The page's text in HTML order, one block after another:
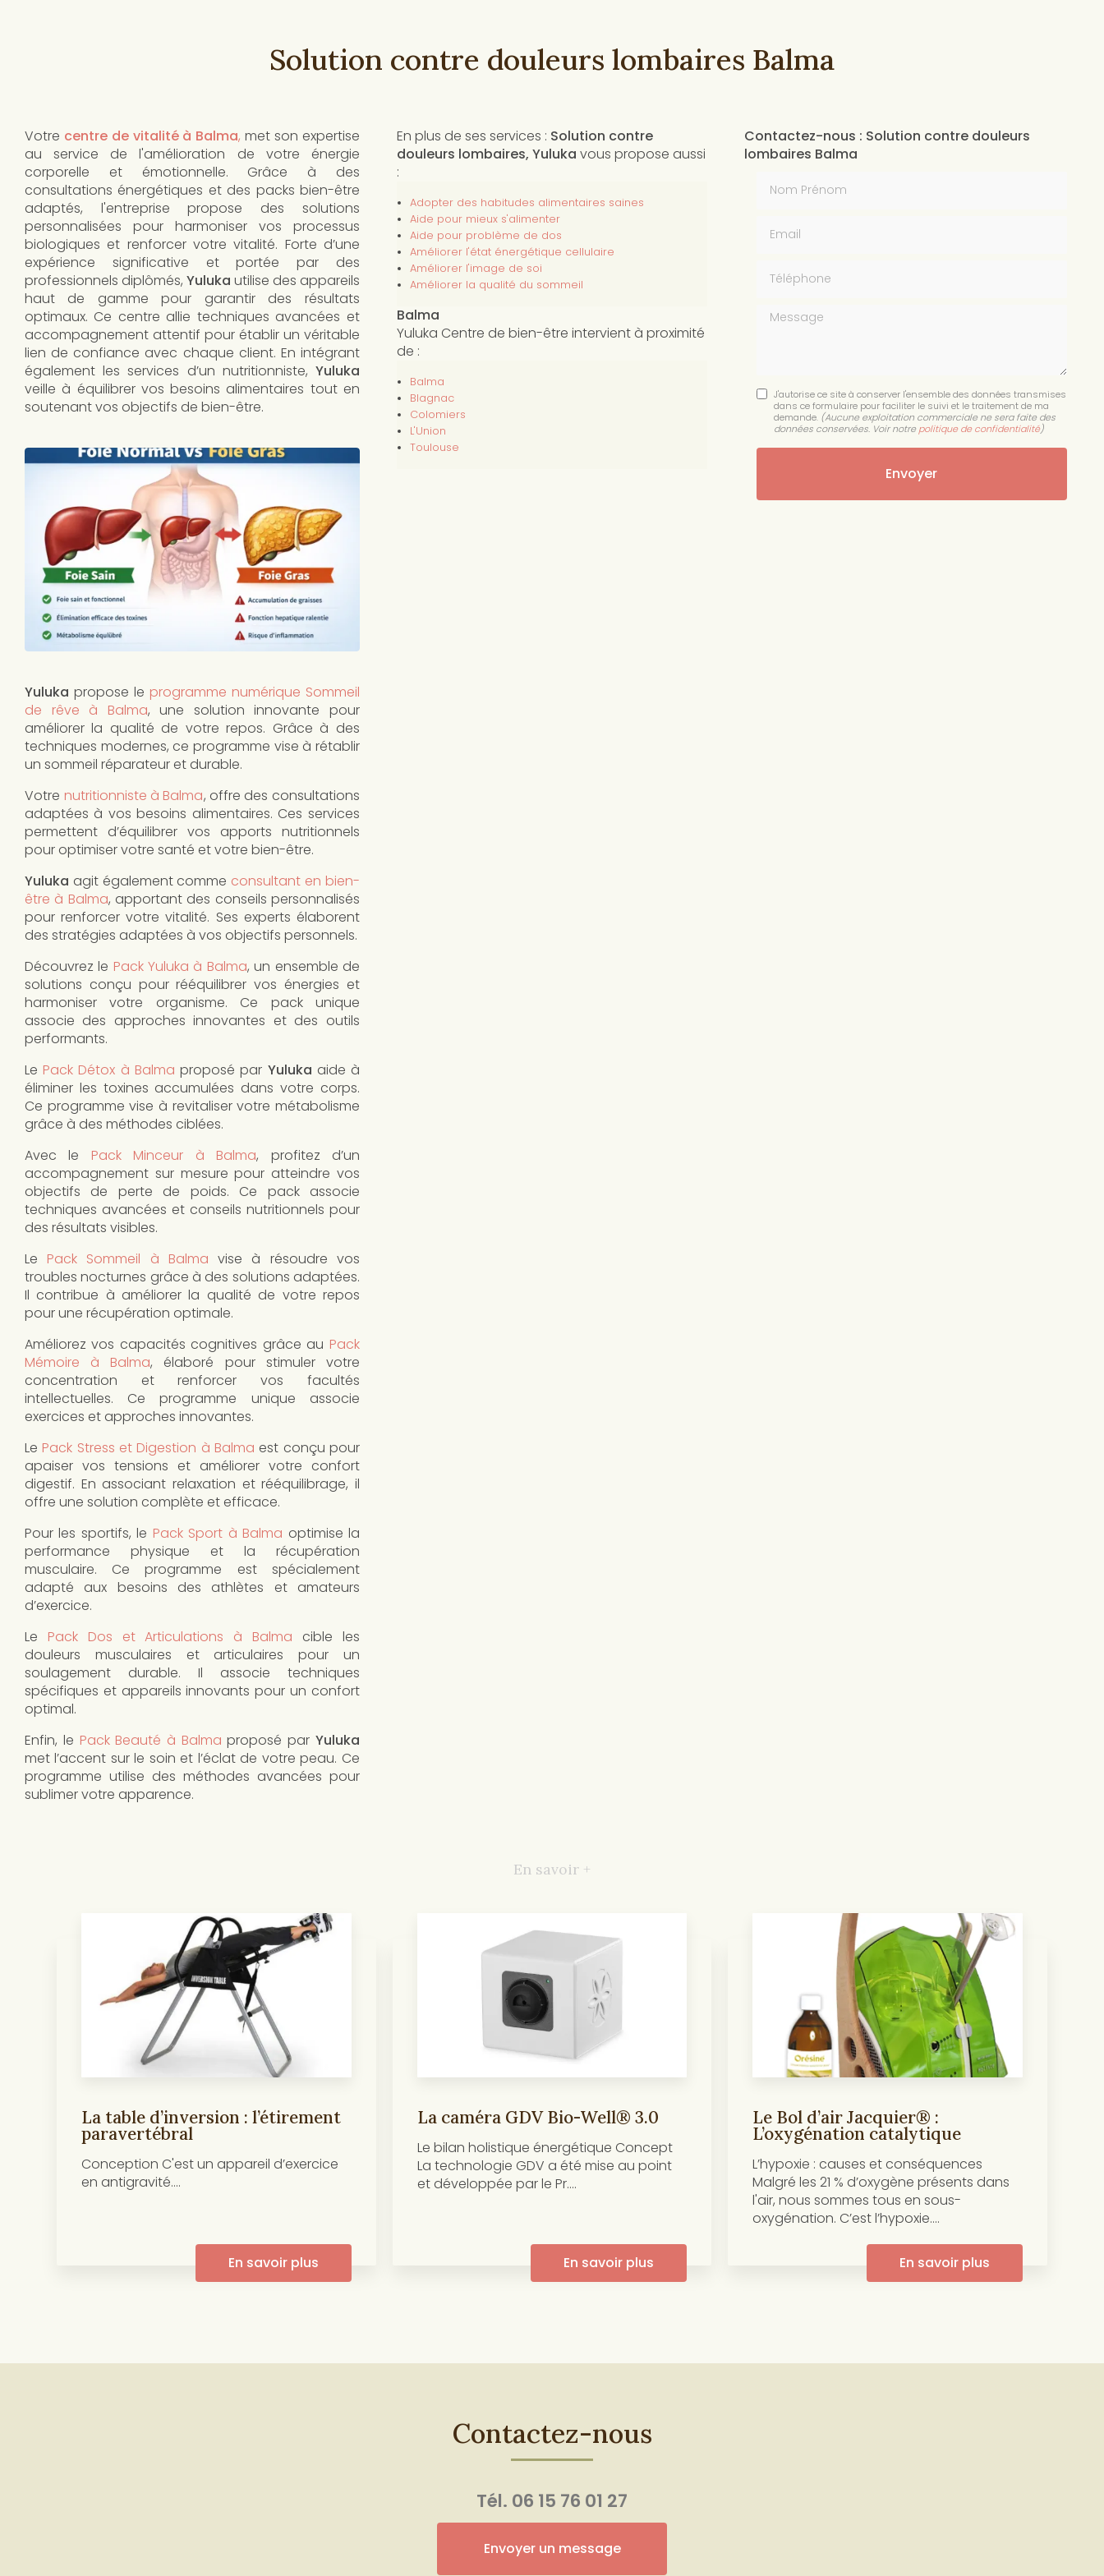
Solution contre douleurs lombaires Balma
Votre centre de vitalité à Balma,met son expertise
au service de l'amélioration de votre énergie
corporelle et émotionnelle. Grâce à des
consultations énergétiques et des packs bien-être
adaptés, l'entreprise propose des solutions
personnalisées pour harmoniser vos processus
biologiques et renforcer votre vitalité. Forte d’une
expérience significative et portée par des
professionnels diplômés, Yuluka utilise des appareils
haut de gamme pour garantir des résultats
optimaux. Ce centre allie techniques avancées et
accompagnement attentif pour établir un véritable
lien de confiance avec chaque client. En intégrant
également les services d’un nutritionniste, Yuluka
veille à équilibrer vos besoins alimentaires tout en
soutenant vos objectifs de bien-être.
Yuluka propose le programme numérique Sommeil
de rêve à Balma, une solution innovante pour
améliorer la qualité de votre repos. Grâce à des
techniques modernes, ce programme vise à rétablir
un sommeil réparateur et durable.
Votre nutritionniste à Balma, offre des consultations
adaptées à vos besoins alimentaires. Ces services
permettent d’équilibrer vos apports nutritionnels
pour optimiser votre santé et votre bien-être.
Yuluka agit également comme consultant en bien-
être à Balma, apportant des conseils personnalisés
pour renforcer votre vitalité. Ses experts élaborent
des stratégies adaptées à vos objectifs personnels.
Découvrez le Pack Yuluka à Balma, un ensemble de
solutions conçu pour rééquilibrer vos énergies et
harmoniser votre organisme. Ce pack unique
associe des approches innovantes et des outils
performants.
Le Pack Détox à Balma proposé par Yuluka aide à
éliminer les toxines accumulées dans votre corps.
Ce programme vise à revitaliser votre métabolisme
grâce à des méthodes ciblées.
Avec le Pack Minceur à Balma, profitez d’un
accompagnement sur mesure pour atteindre vos
objectifs de perte de poids. Ce pack associe
techniques avancées et conseils nutritionnels pour
des résultats visibles.
Le Pack Sommeil à Balma vise à résoudre vos
troubles nocturnes grâce à des solutions adaptées.
Il contribue à améliorer la qualité de votre repos
pour une récupération optimale.
Améliorez vos capacités cognitives grâce au Pack
Mémoire à Balma, élaboré pour stimuler votre
concentration et renforcer vos facultés
intellectuelles. Ce programme unique associe
exercices et approches innovantes.
Le Pack Stress et Digestion à Balma est conçu pour
apaiser vos tensions et améliorer votre confort
digestif. En associant relaxation et rééquilibrage, il
offre une solution complète et efficace.
Pour les sportifs, le Pack Sport à Balma optimise la
performance physique et la récupération
musculaire. Ce programme est spécialement
adapté aux besoins des athlètes et amateurs
d’exercice.
Le Pack Dos et Articulations à Balma cible les
douleurs musculaires et articulaires pour un
soulagement durable. Il associe techniques
spécifiques et appareils innovants pour un confort
optimal.
Enfin, le Pack Beauté à Balma proposé par Yuluka
met l’accent sur le soin et l’éclat de votre peau. Ce
programme utilise des méthodes avancées pour
sublimer votre apparence.
En plus de ses services : Solution contre
douleurs lombaires, Yuluka vous propose aussi
:
Adopter des habitudes alimentaires saines
Aide pour mieux s'alimenter
Aide pour problème de dos
Améliorer l'état énergétique cellulaire
Améliorer l'image de soi
Améliorer la qualité du sommeil
Balma
Yuluka Centre de bien-être intervient à proximité
de :
Balma
Blagnac
Colomiers
L'Union
Toulouse
Contactez-nous : Solution contre douleurs
lombaires Balma
Message
J'autorise ce site à conserver l'ensemble des données transmises
dans ce formulaire pour faciliter le suivi et le traitement de ma
demande. (Aucune exploitation commerciale ne sera faite des
données conservées. Voir notre politique de confidentialité)
En savoir +
La table d’inversion : l’étirement
paravertébral
Conception C'est un appareil d’exercice
en antigravité....
En savoir plus
La caméra GDV Bio-Well® 3.0
Le bilan holistique énergétique Concept
La technologie GDV a été mise au point
et développée par le Pr....
En savoir plus
Le Bol d’air Jacquier® :
L’oxygénation catalytique
L’hypoxie : causes et conséquences
Malgré les 21 % d’oxygène présents dans
l'air, nous sommes tous en sous-
oxygénation. C’est l’hypoxie....
En savoir plus
Contactez-nous
Tél. 06 15 76 01 27
Envoyer un message